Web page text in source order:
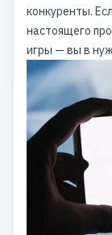
конкуренты.
настоящего
игры — вы в